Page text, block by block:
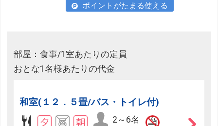
ポイントがたまる使える
部屋：食事/1室あたりの定員
おとな1名様あたりの代金
和室(１２．５畳/バス・トイレ付)
2～6名